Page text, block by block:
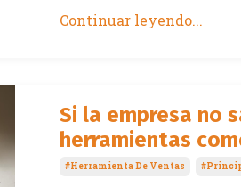
Continuar leyendo...
Si la empresa no
herramientas
#herramienta De Ventas